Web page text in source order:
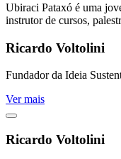
Ubiraci Pataxó é uma
instrutor de cursos,
Ricardo Voltolini
Fundador da Ideia
Ver mais
Ricardo Voltolini